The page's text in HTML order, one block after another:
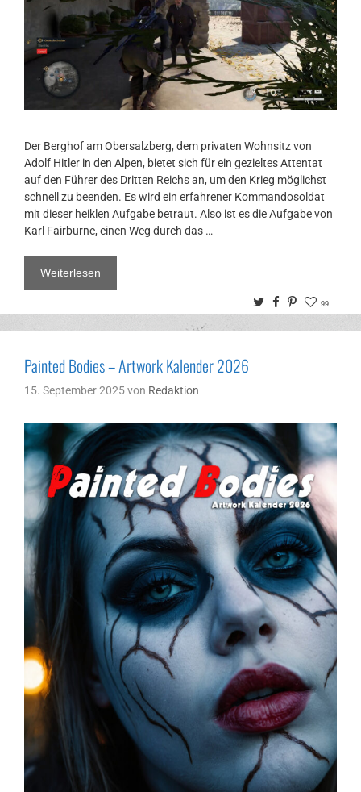
Der Berghof am Obersalzberg, dem privaten Wohnsitz von
Adolf Hitler in den Alpen, bietet sich für ein gezieltes Attentat
auf den Führer des Dritten Reichs an, um den Krieg möglichst
schnell zu beenden. Es wird ein erfahrener Kommandosoldat
mit dieser heiklen Aufgabe betraut. Also ist es die Aufgabe von
Karl Fairburne, einen Weg durch das …
Weiterlesen
TwitterFacebook
Pinterest
99
Painted Bodies – Artwork Kalender 2026
15. September 2025von Redaktion